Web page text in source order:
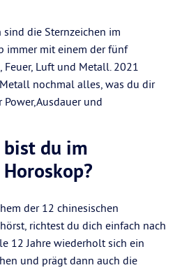
die Sternzeichen im
immer mit einem der fünf
Feuer, Luft und Metall. 2021
nochmal alles, was du dir
und
bist du im
der 12 chinesischen
richtest du dich einfach nach
12 Jahre wiederholt sich ein
und prägt dann auch die